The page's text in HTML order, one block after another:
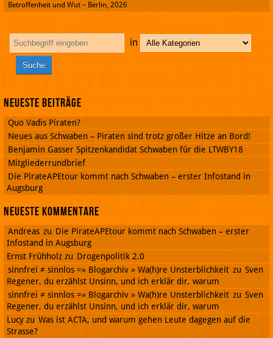
Betroffenheit und Wut – Berlin, 2026
in
Neueste Beiträge
Quo Vadis Piraten?
Neues aus Schwaben – Piraten sind trotz großer Hitze an Bord!
Benjamin Gasser Spitzenkandidat Schwaben für die LTWBY18
Mitgliederrundbrief
Die PirateAPEtour kommt nach Schwaben – erster Infostand in
Augsburg
Neueste Kommentare
Andreas zu Die PirateAPEtour kommt nach Schwaben – erster
Infostand in Augsburg
Ernst Frühholz zu Drogenpolitik 2.0
sinnfrei ≠ sinnlos =» Blogarchiv » Wa(h)re Unsterblichkeit zu Sven
Regener, du erzählst Unsinn, und ich erklär dir, warum
sinnfrei ≠ sinnlos =» Blogarchiv » Wa(h)re Unsterblichkeit zu Sven
Regener, du erzählst Unsinn, und ich erklär dir, warum
Lucy zu Was ist ACTA, und warum gehen Leute dagegen auf die
Strasse?